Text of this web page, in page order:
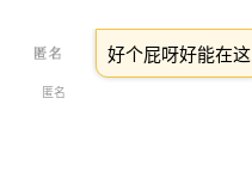
匿名
好个屁呀好能在这